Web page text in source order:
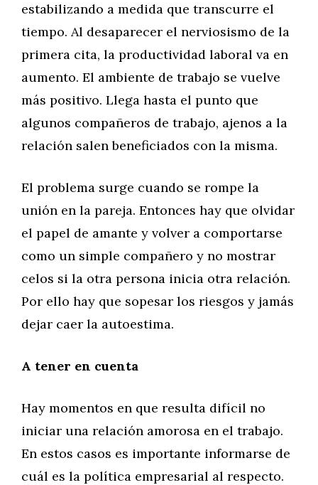
estabilizando a medida que transcurre el
tiempo. Al desaparecer el nerviosismo de la
primera cita, la productividad laboral va en
aumento. El ambiente de trabajo se vuelve
más positivo. Llega hasta el punto que
algunos compañeros de trabajo, ajenos a la
relación salen beneficiados con la misma.
El problema surge cuando se rompe la
unión en la pareja. Entonces hay que olvidar
el papel de amante y volver a comportarse
como un simple compañero y no mostrar
celos si la otra persona inicia otra relación.
Por ello hay que sopesar los riesgos y jamás
dejar caer la autoestima.
A tener en cuenta
Hay momentos en que resulta difícil no
iniciar una relación amorosa en el trabajo.
En estos casos es importante informarse de
cuál es la política empresarial al respecto.